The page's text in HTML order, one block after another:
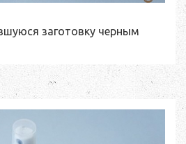
заготовку черным